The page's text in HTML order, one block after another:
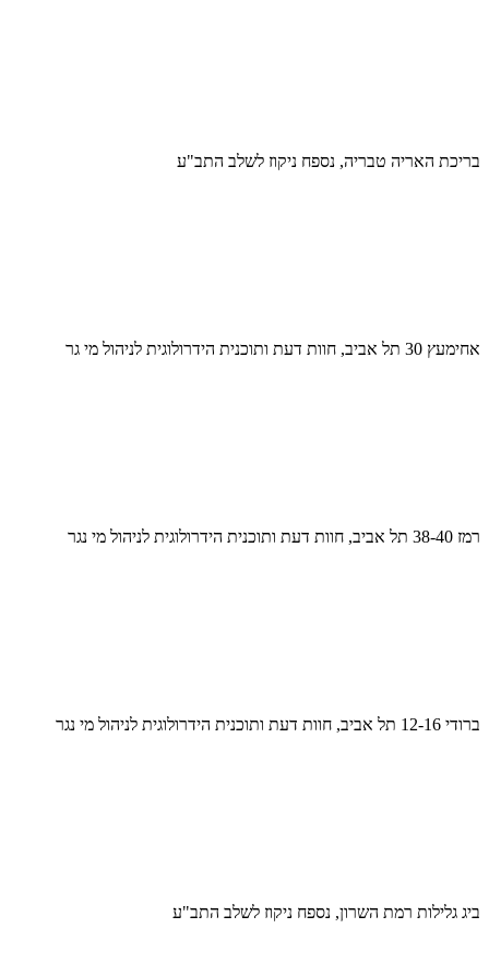
בריכת האריה טבריה, נספח ניקוז לשלב התב"ע
אחימעץ 30 תל אביב, חוות דעת ותוכנית הידרולוגית לניהול מי גר
רמז 38-40 תל אביב, חוות דעת ותוכנית הידרולוגית לניהול מי נגר
ברודי 12-16 תל אביב, חוות דעת ותוכנית הידרולוגית לניהול מי נגר
ביג גלילות רמת השרון, נספח ניקוז לשלב התב"ע